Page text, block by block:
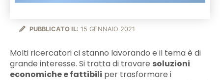
PUBBLICATO IL: 15 GENNAIO 2021
Molti ricercatori ci stanno lavorando e il tema è di
grande interesse. Si tratta di trovare soluzioni
economiche e fattibili per trasformare i